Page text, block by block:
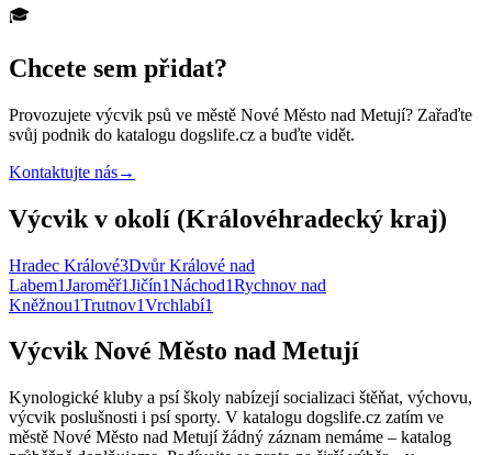
🎓
Chcete sem přidat?
Provozujete výcvik psů ve městě Nové Město nad Metují? Zařaďte
svůj podnik do katalogu dogslife.cz a buďte vidět.
Kontaktujte nás→
Výcvik v okolí (Královéhradecký kraj)
Hradec Králové3Dvůr Králové nad
Labem1Jaroměř1Jičín1Náchod1Rychnov nad
Kněžnou1Trutnov1Vrchlabí1
Výcvik Nové Město nad Metují
Kynologické kluby a psí školy nabízejí socializaci štěňat, výchovu,
výcvik poslušnosti i psí sporty. V katalogu dogslife.cz zatím ve
městě Nové Město nad Metují žádný záznam nemáme – katalog